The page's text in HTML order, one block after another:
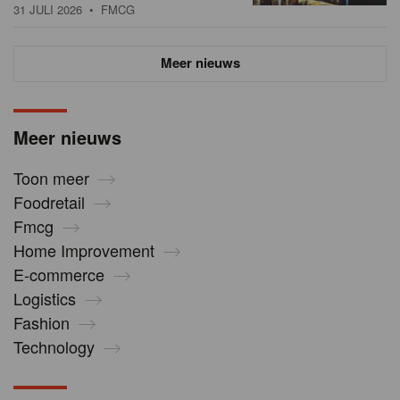
Meer nieuws
Toon meer
Foodretail
Fmcg
Home Improvement
E-commerce
Logistics
Fashion
Technology
31 JULI 2026 • FMCG
Meer nieuws